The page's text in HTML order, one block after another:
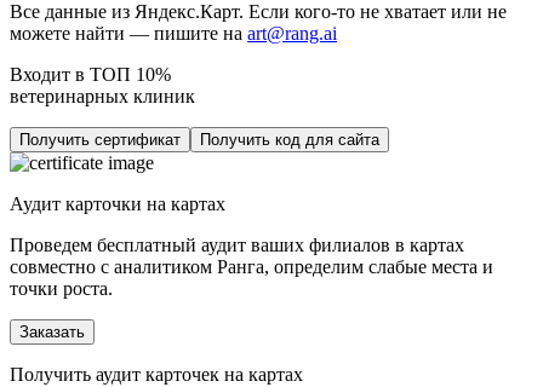
Все данные из Яндекс.Карт. Если кого-то не хватает или не
можете найти — пишите на art@rang.ai
Входит в ТОП 10%
ветеринарных клиник
Получить сертификат Получить код для сайта
Аудит карточки на картах
Проведем бесплатный аудит ваших филиалов в картах
совместно с аналитиком Ранга, определим слабые места и
точки роста.
Заказать
Получить аудит карточек на картах